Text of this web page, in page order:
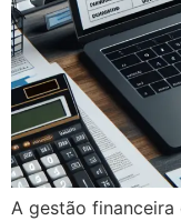
A gestão